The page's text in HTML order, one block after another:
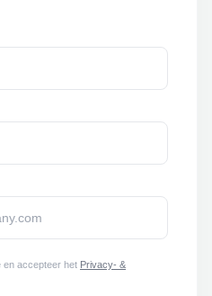
en accepteer het Privacy- &